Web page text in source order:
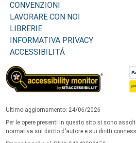
CONVENZIONI
LAVORARE CON NOI
LIBRERIE
INFORMATIVA PRIVACY
ACCESSIBILITÁ
Ultimo aggiornamento: 24/06/2026
Per le opere presenti in questo sito si sono
normativa sul diritto d'autore e sui diritti